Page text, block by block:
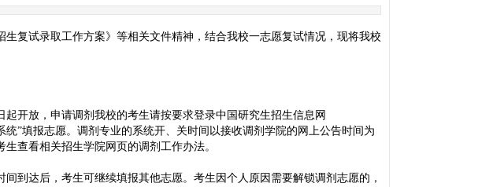
复试录取工作方案》等相关文件精神，结合我校一志愿复试情况，现将我校
起开放，申请调剂我校的考生请按要求登录中国研究生招生信息网
统”填报志愿。调剂专业的系统开、关时间以接收调剂学院的网上公告时间为
查看相关招生学院网页的调剂工作办法。
间到达后，考生可继续填报其他志愿。考生因个人原因需要解锁调剂志愿的，